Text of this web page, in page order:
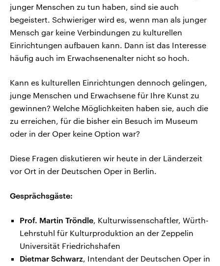
junger Menschen zu tun haben, sind sie auch
begeistert. Schwieriger wird es, wenn man als junger
Mensch gar keine Verbindungen zu kulturellen
Einrichtungen aufbauen kann. Dann ist das Interesse
häufig auch im Erwachsenenalter nicht so hoch.
Kann es kulturellen Einrichtungen dennoch gelingen,
junge Menschen und Erwachsene für Ihre Kunst zu
gewinnen? Welche Möglichkeiten haben sie, auch die
zu erreichen, für die bisher ein Besuch im Museum
oder in der Oper keine Option war?
Diese Fragen diskutieren wir heute in der Länderzeit
vor Ort in der Deutschen Oper in Berlin.
Gesprächsgäste:
Prof. Martin Tröndle, Kulturwissenschaftler, Würth-
Lehrstuhl für Kulturproduktion an der Zeppelin
Universität Friedrichshafen
Dietmar Schwarz, Intendant der Deutschen Oper in